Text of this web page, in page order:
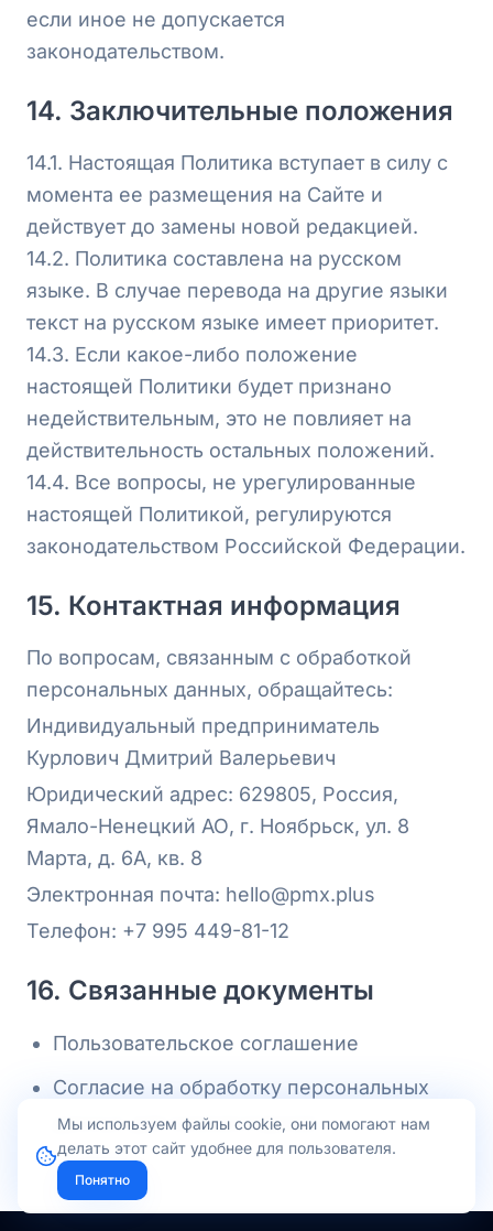
если иное не допускается
законодательством.
14. Заключительные положения
14.1. Настоящая Политика вступает в силу с
момента ее размещения на Сайте и
действует до замены новой редакцией.
14.2. Политика составлена на русском
языке. В случае перевода на другие языки
текст на русском языке имеет приоритет.
14.3. Если какое-либо положение
настоящей Политики будет признано
недействительным, это не повлияет на
действительность остальных положений.
14.4. Все вопросы, не урегулированные
настоящей Политикой, регулируются
законодательством Российской Федерации.
15. Контактная информация
По вопросам, связанным с обработкой
персональных данных, обращайтесь:
Индивидуальный предприниматель
Курлович Дмитрий Валерьевич
Юридический адрес: 629805, Россия,
Ямало-Ненецкий АО, г. Ноябрьск, ул. 8
Марта, д. 6А, кв. 8
Электронная почта: hello@pmx.plus
Телефон: +7 995 449-81-12
16. Связанные документы
Пользовательское соглашение
Согласие на обработку персональных
данных для комментариев
Мы используем файлы cookie, они помогают нам
делать этот сайт удобнее для пользователя.
Понятно